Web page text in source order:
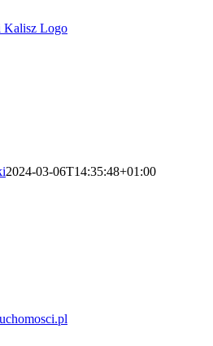
2024-03-06T14:35:48+01:00